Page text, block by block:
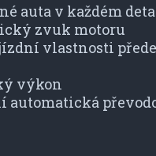
auta v každém
zvuk motoru
vlastnosti
výkon
automatická